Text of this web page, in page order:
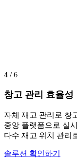
4 / 6
창고 관리 효율성
자체 재고 관리로 창
중앙 플랫폼으로 실
다수 재고 위치 관리
솔루션 확인하기